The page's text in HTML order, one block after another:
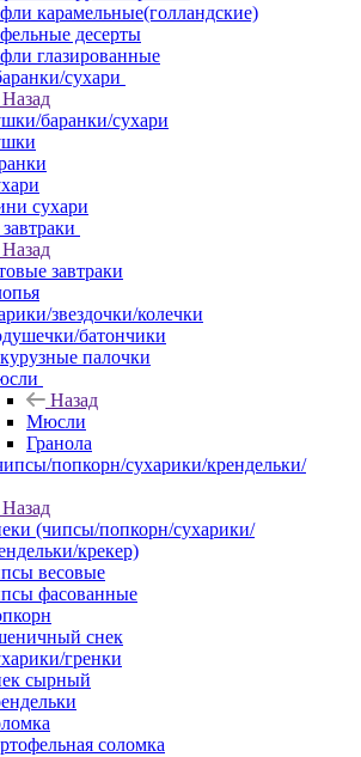
карамельные(голландские)
десерты
глазированные
сухари
Назад
баранки/сухари
сухари
Назад
завтраки
звездочки/колечки
батончики
палочки
Назад
Мюсли
Гранола
попкорн/сухарики/крендельки/
Назад
(чипсы/попкорн/сухарики/
крекер)
весовые
фасованные
снек
гренки
сырный
соломка